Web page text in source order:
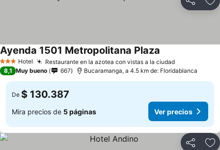
Compartir
3 Estrellas
Hotel Restaurante en la azotea con vistas a la ciudad
Ayenda 1501 Metropolitana Plaza
8,1 Muy bueno 667 Bucaramanga, a 4.5 km de: Floridablanca
De $ 130.387
Mira precios de 5 páginas Ver precios
Compartir